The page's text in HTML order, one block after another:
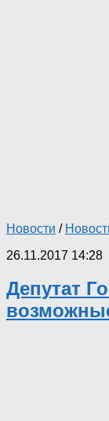
Новости /
26.11.2017 14:28
Депутат